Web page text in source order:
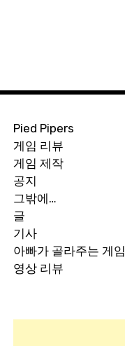
Pied Pipers
게임 리뷰
게임 제작
공지
그밖에…
글
기사
아빠가 골라주는 게임
영상 리뷰